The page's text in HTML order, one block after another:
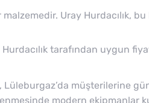
Uray Hurdacılık,
tarafından uygun
Lüleburgaz’da müşterilerine
modern ekipmanlar